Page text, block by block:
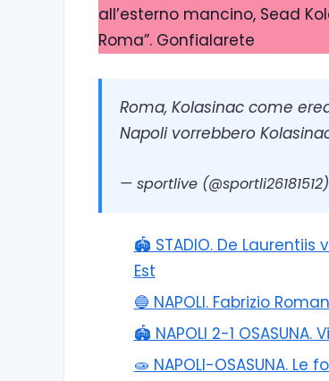
all’esterno mancino, Sead
Roma”. Gonfialarete
Roma, Kolasinac come
Napoli vorrebbero
— sportlive (@sportli26181512)
🏟️ STADIO. De
Est
🔵 NAPOLI. Fabrizio
🏟️ NAPOLI 2-1
🧫 NAPOLI-OSASUNA.